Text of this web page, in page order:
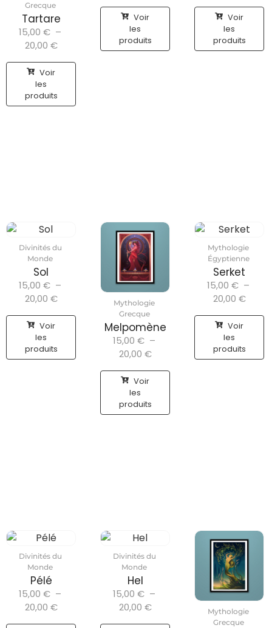
Grecque
Tartare
15,00 € –
20,00 €
Voir
les
produits
Voir
les
produits
Voir
les
produits
Divinités du
Monde
Sol
15,00 € –
20,00 €
Voir
les
produits
Mythologie
Grecque
Melpomène
15,00 € –
20,00 €
Voir
les
produits
Mythologie
Égyptienne
Serket
15,00 € –
20,00 €
Voir
les
produits
Divinités du
Monde
Pélé
15,00 € –
20,00 €
Divinités du
Monde
Hel
15,00 € –
20,00 €
Mythologie
Grecque